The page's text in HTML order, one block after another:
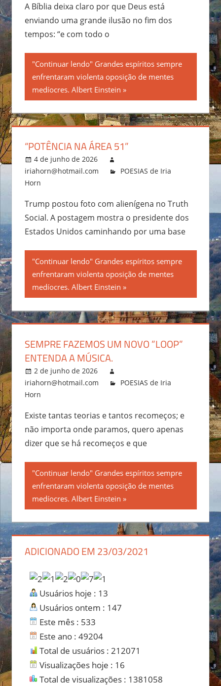
A Bíblia deixa claro por que Deus está
enviando uma grande ilusão no fim dos
tempos: “e com todo o
"Continuar lendo" Grandes espíritos sempre
enfrentaram violenta oposição de mentes
medíocres. Albert Einstein
“POTÊNCIA NA ÁREA 51”
4 de junho de 2026
iriahorn@hotmail.com
POESIAS de Iria
Horn
Trump postou foto com alienígena no Truth
Social. A postagem mostra o presidente dos
Estados Unidos caminhando por uma base
"Continuar lendo" Grandes espíritos sempre
enfrentaram violenta oposição de mentes
medíocres. Albert Einstein
SEMPRE FAZEMOS UM NOVO ”LOOP”
ENTENDA A MÚSICA.
2 de junho de 2026
iriahorn@hotmail.com
POESIAS de Iria
Horn
Existe tantas teorias e tantos recomeços; e
não importa onde paramos, quero apenas
dizer que se há recomeços e que
"Continuar lendo" Grandes espíritos sempre
enfrentaram violenta oposição de mentes
medíocres. Albert Einstein
ADICIONADO EM 23/03/2021
Usuários hoje : 13
Usuários ontem : 147
Este mês : 533
Este ano : 49204
Total de usuários : 212071
Visualizações hoje : 16
Total de visualizações : 1381058